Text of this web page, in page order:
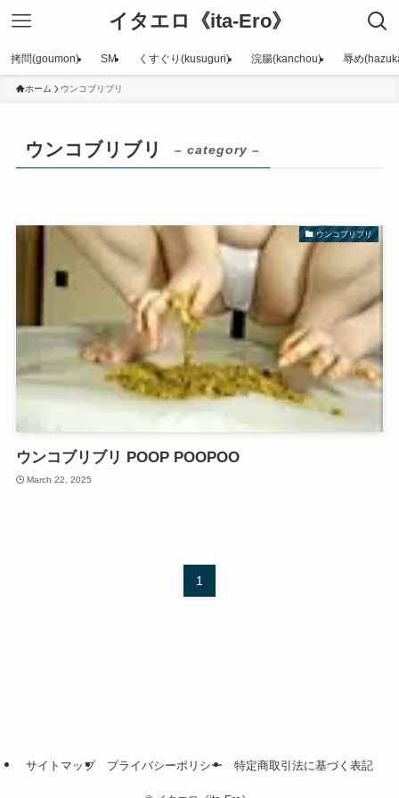
イタエロ《ita-Ero》
拷問(goumon) SM くすぐり(kusuguri) 浣腸(kanchou) 辱め
ホーム ウンコブリブリ
ウンコブリブリ – category –
ウンコブリブリ
ウンコブリブリ POOP POOPOO
March 22, 2025
1
サイトマップ プライバシーポリシー 特定商取引法に基づく表記